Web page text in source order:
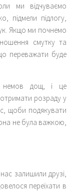
ми відчуваємо
підмели підлогу,
Якщо ми почнемо
смутку та
переважати буде
немов дощ, і це
розраду у
щоби подякувати
не була важкою,
залишили друзі,
переїхати в